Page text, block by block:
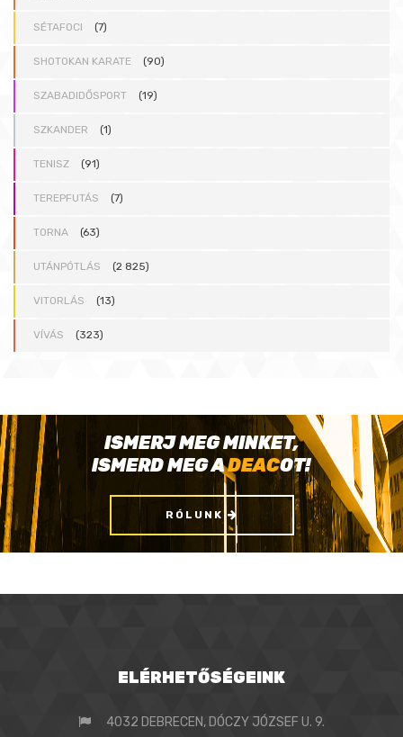
SÉTAFOCI (7)
SHOTOKAN KARATE (90)
SZABADIDŐSPORT (19)
SZKANDER (1)
TENISZ (91)
TEREPFUTÁS (7)
TORNA (63)
UTÁNPÓTLÁS (2 825)
VITORLÁS (13)
VÍVÁS (323)
ISMERJ MEG MINKET,
ISMERD MEG ADEACOT!
RÓLUNK
ELÉRHETŐSÉGEINK
4032 DEBRECEN, DÓCZY JÓZSEF U. 9.